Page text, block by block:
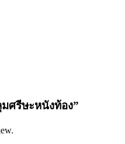
ศรีษะหนังท้อง”